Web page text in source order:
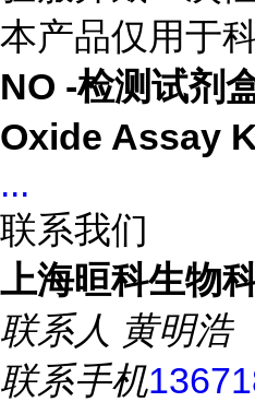
本产品仅用于
NO -检测试剂
Oxide Assay
...
联系我们
上海晅科生物
联系人 黄明浩
联系手机